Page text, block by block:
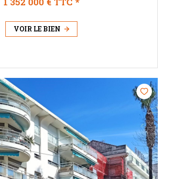
VOIR LE BIEN